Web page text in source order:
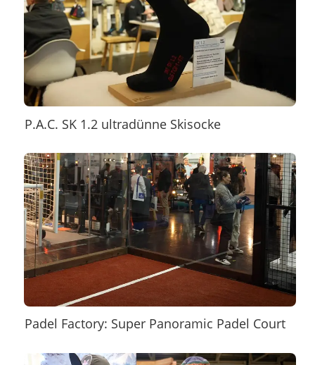
P.A.C. SK 1.2 ultradünne Skisocke
Padel Factory: Super Panoramic Padel Court